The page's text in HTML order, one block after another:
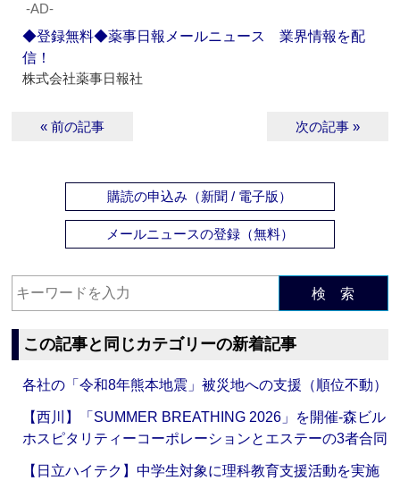
‐AD‐
◆登録無料◆薬事日報メールニュース 業界情報を配
信！
株式会社薬事日報社
« 前の記事 次の記事 »
購読の申込み（新聞 / 電子版）
メールニュースの登録（無料）
検 索
この記事と同じカテゴリーの新着記事
各社の「令和8年熊本地震」被災地への支援（順位不動）
【西川】「SUMMER BREATHING 2026」を開催‐森ビル
ホスピタリティーコーポレーションとエステーの3者合同
【日立ハイテク】中学生対象に理科教育支援活動を実施